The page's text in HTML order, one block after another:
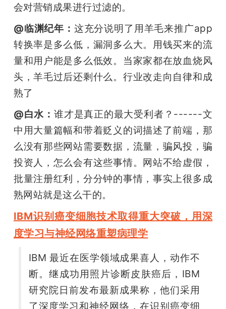
会对营销成果进行过滤的。
@临渊纪年： 这充分说明了用羊毛来推广app
转换率是多么低，漏洞多么大。用钱买来的流
量和用户能是多么低效。当家家都在放血烧风
头，羊毛过后还剩什么。行业改走向自律和成
熟了
@白水： 谁才是真正的最大受利者？------文
中用大量篇幅和带着贬义的词描述了前端，那
么没有那些网站需要数据，流量，骗风投，骗
投资人，怎么会有这些事情。网站不给虚假，
批量注册红利，分分钟的事情，事实上很多成
熟网站就是这么干的。
IBM识别癌变细胞技术取得重大突破，用深
度学习与神经网络重塑病理学
IBM 最近在医学领域成果喜人，动作不
断。继成功用照片诊断皮肤癌后，IBM
研究院日前发布最新成果称，他们采用
了深度学习和神经网络，在识别癌变细